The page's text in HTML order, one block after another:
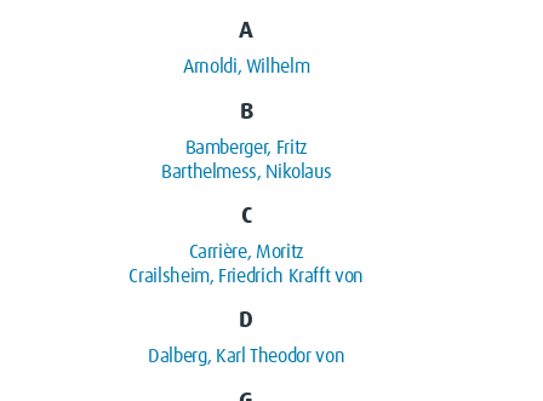
A
Arnoldi, Wilhelm
B
Bamberger, Fritz
Barthelmess, Nikolaus
C
Carrière, Moritz
Crailsheim, Friedrich Krafft von
D
Dalberg, Karl Theodor von